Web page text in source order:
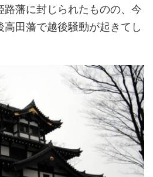
路藩に封じられたものの、今
高田藩で越後騒動が起きてし